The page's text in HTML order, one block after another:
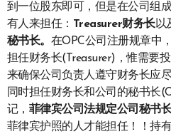
到一位股东即可，但是在公司组
有人来担任： Treasurer财务长以
秘书长。 在OPC公司注册规章中
担任财务长(Treasurer)，惟需要
来确保公司负责人遵守财务长应
同时担任财务长和公司的秘书长
记， 菲律宾公司法规定公司秘书
菲律宾护照的人才能担任！！持